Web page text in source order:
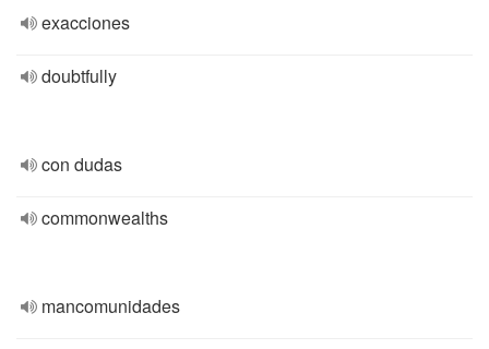
exacciones
doubtfully
con dudas
commonwealths
mancomunidades